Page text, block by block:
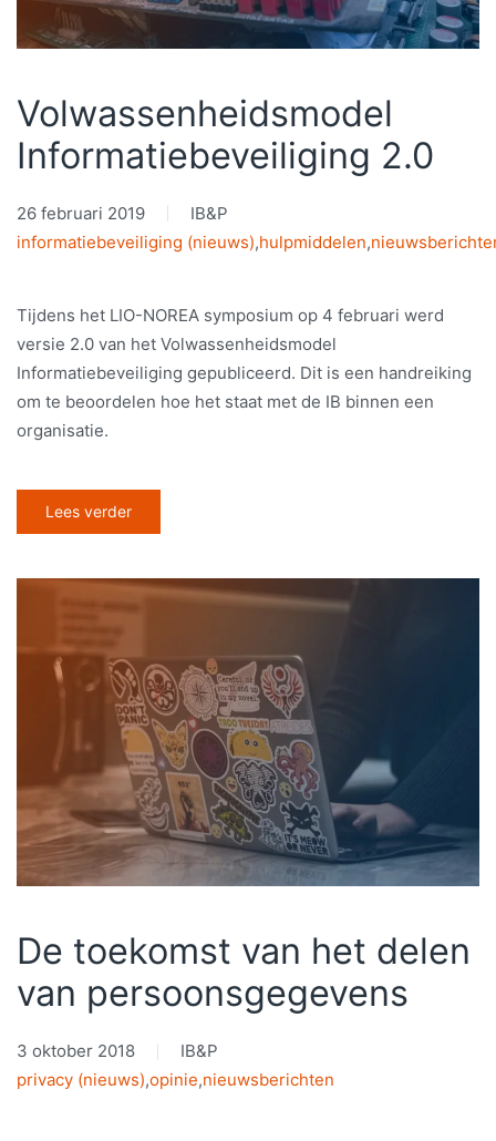
Volwassenheidsmodel
Informatiebeveiliging 2.0
26 februari 2019
IB&P
informatiebeveiliging (nieuws),hulpmiddelen,
Tijdens het LIO-NOREA symposium op 4 februari werd
versie 2.0 van het Volwassenheidsmodel
Informatiebeveiliging gepubliceerd. Dit is een handreiking
om te beoordelen hoe het staat met de IB binnen een
organisatie.
Lees verder
De toekomst van het delen
van persoonsgegevens
3 oktober 2018
IB&P
privacy (nieuws),opinie,nieuwsberichten